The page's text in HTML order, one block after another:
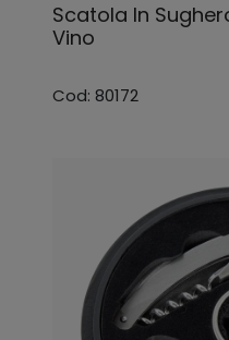
Scatola In
Vino
Cod: 80172